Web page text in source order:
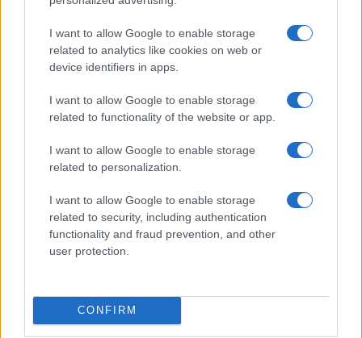
I want to allow Google to enable storage
related to analytics like cookies on web or
device identifiers in apps.
I want to allow Google to enable storage
related to functionality of the website or app.
I want to allow Google to enable storage
related to personalization.
I want to allow Google to enable storage
related to security, including authentication
functionality and fraud prevention, and other
user protection.
CONFIRM
consigli di Niky Epi di Aldo Coppola
Cristian Castiglioni · 6 Ago 2026
BENESSERE